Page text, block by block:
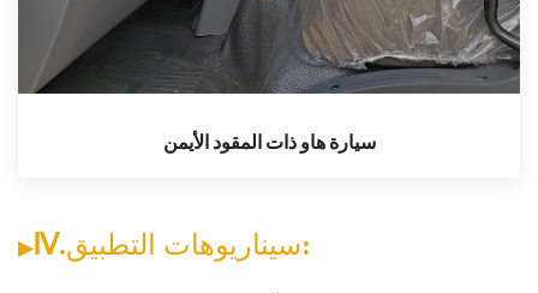
سيارة هاو ذات المقود الأيمن
▶Ⅳ.سيناريوهات التطبيق: